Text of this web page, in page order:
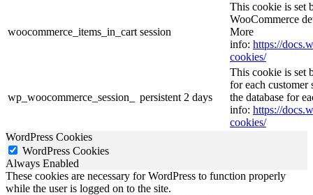
woocommerce_items_in_cart session
This cookie is set
WooCommerce
More
info: https://
cookies/
wp_woocommerce_session_ persistent 2 days
This cookie is set
for each
the database for
info: https://
cookies/
WordPress Cookies
WordPress Cookies
Always Enabled
These cookies are necessary for WordPress to function properly
while the user is logged on to the site.